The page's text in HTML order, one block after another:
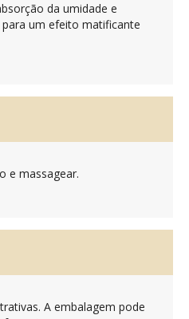
da umidade e
um efeito matificante
e massagear.
A embalagem pode